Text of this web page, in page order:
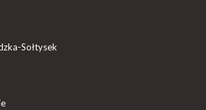
Sołtysek